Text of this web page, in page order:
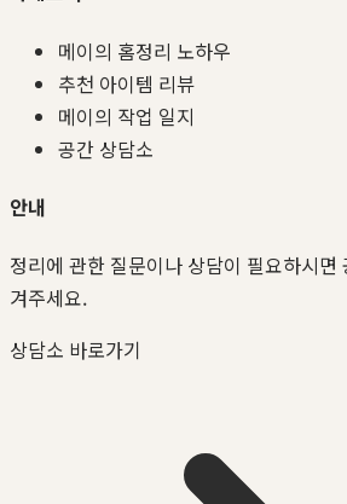
메이의 홈정리 노하우
추천 아이템 리뷰
메이의 작업 일지
공간 상담소
안내
정리에 관한 질문이나 상담이 필요하시면
겨주세요.
상담소 바로가기